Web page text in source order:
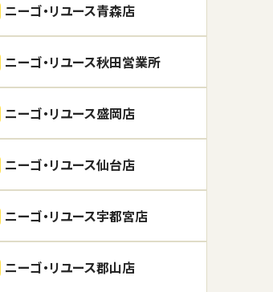
ニーゴ・リユース青森店
ニーゴ・リユース秋田営業所
ニーゴ・リユース盛岡店
ニーゴ・リユース仙台店
ニーゴ・リユース宇都宮店
ニーゴ・リユース郡山店